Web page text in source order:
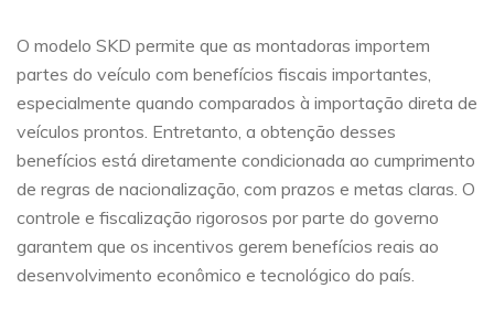
O modelo SKD permite que as montadoras importem
partes do veículo com benefícios fiscais importantes,
especialmente quando comparados à importação direta de
veículos prontos. Entretanto, a obtenção desses
benefícios está diretamente condicionada ao cumprimento
de regras de nacionalização, com prazos e metas claras. O
controle e fiscalização rigorosos por parte do governo
garantem que os incentivos gerem benefícios reais ao
desenvolvimento econômico e tecnológico do país.